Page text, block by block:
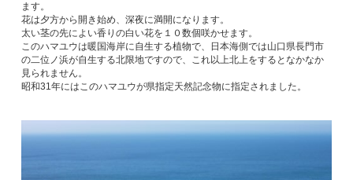
ます。
花は夕方から開き始め、深夜に満開になります。
太い茎の先によい香りの白い花を１０数個咲かせます。
このハマユウは暖国海岸に自生する植物で、日本海側では山口県長門市
の二位ノ浜が自生する北限地ですので、これ以上北上をするとなかなか
見られません。
昭和31年にはこのハマユウが県指定天然記念物に指定されました。